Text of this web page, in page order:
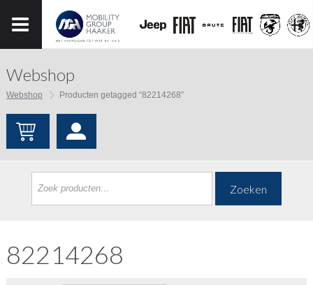
Webshop
Webshop Producten getagged “82214268”
Zoeken
82214268